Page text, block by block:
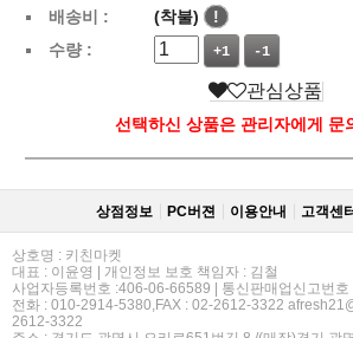
배송비 :
(착불)
!
수량 :
+1 -1
관심상품
선택하신 상품은 관리자에게 문
상점정보 PC버젼 이용안내 고객센
상호명 : 키친마켓
대표 : 이윤영 | 개인정보 보호 책임자 : 김철
사업자등록번호 :406-06-66589 | 통신판매업신고번
전화 : 010-2914-5380,FAX : 02-2612-3322
2612-3322